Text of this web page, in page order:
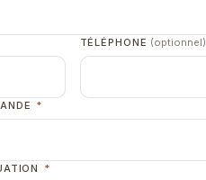
TÉLÉPHONE (optionnel)
*
*